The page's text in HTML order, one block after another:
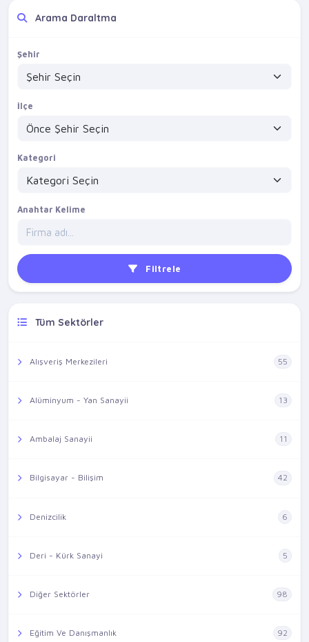
Arama Daraltma
Şehir
İlçe
Kategori
Anahtar Kelime
Filtrele
Tüm Sektörler
Alışveriş Merkezileri 55
Alüminyum - Yan Sanayii 13
Ambalaj Sanayii 11
Bilgisayar - Bilişim 42
Denizcilik 6
Deri - Kürk Sanayi 5
Diğer Sektörler 98
Eğitim Ve Danışmanlık 92